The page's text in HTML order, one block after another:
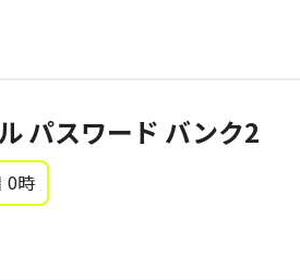
パスワード バンク2
0時